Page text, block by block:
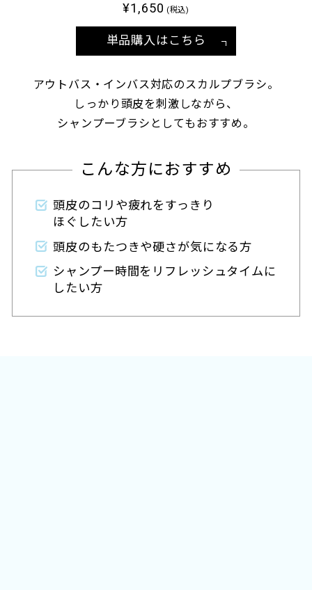
¥1,650 (税込)
単品購入はこちら
アウトバス・インバス対応のスカルプブラシ。
しっかり頭皮を刺激しながら、
シャンプーブラシとしてもおすすめ。
こんな方におすすめ
頭皮のコリや疲れをすっきり
ほぐしたい方
頭皮のもたつきや硬さが気になる方
シャンプー時間をリフレッシュタイムに
したい方